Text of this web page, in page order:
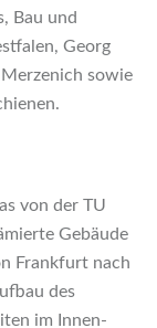
Bau und
Georg
sowie
von der TU
Gebäude
Frankfurt nach
des
im Innen-